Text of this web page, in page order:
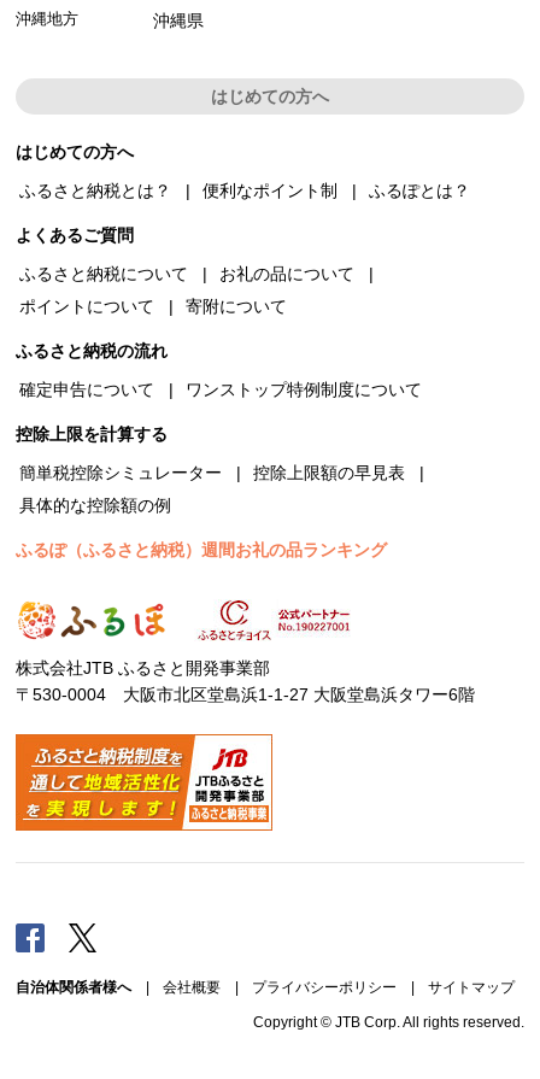
沖縄地方 沖縄県
はじめての方へ
はじめての方へ
ふるさと納税とは？
便利なポイント制 ふるぽとは？
よくあるご質問
ふるさと納税について
お礼の品について
ポイントについて
寄附について
ふるさと納税の流れ
確定申告について
ワンストップ特例制度について
控除上限を計算する
簡単税控除シミュレーター
控除上限額の早見表
具体的な控除額の例
ふるぽ（ふるさと納税）週間お礼の品ランキング
株式会社JTB ふるさと開発事業部
〒530-0004 大阪市北区堂島浜1-1-27 大阪堂島浜タワー6階
Facebook
自治体関係者様へ| 会社概要 | プライバシーポリシー | サイトマップ
Copyright © JTB Corp. All rights reserved.